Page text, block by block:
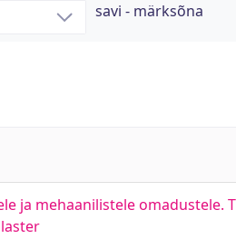
savi - märksõna
ja mehaanilistele omadustele.